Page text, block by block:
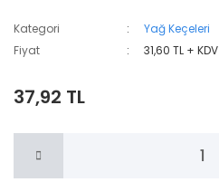
Kategori
Yağ Keçeleri
Fiyat
31,60 TL + KDV
37,92 TL